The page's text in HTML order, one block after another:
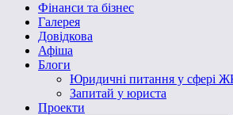
Фінанси та бізнес
Галерея
Довідкова
Афіша
Блоги
Юридичні питання у сфері
Запитай у юриста
Проекти